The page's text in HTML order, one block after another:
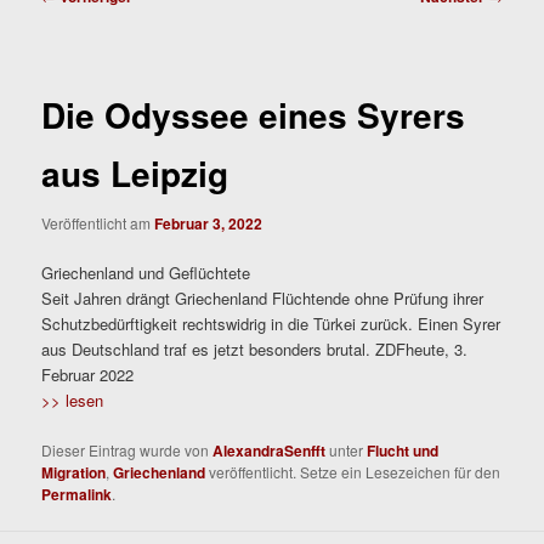
Die Odyssee eines Syrers
aus Leipzig
Veröffentlicht amFebruar 3, 2022
Griechenland und Geflüchtete
Seit Jahren drängt Griechenland Flüchtende ohne Prüfung ihrer
Schutzbedürftigkeit rechtswidrig in die Türkei zurück. Einen Syrer
aus Deutschland traf es jetzt besonders brutal. ZDFheute, 3.
Februar 2022
>> lesen
Dieser Eintrag wurde vonAlexandraSenfftunterFlucht und
Migration,Griechenlandveröffentlicht. Setze ein Lesezeichen für den
Permalink.